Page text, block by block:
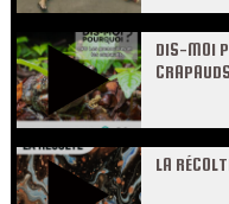
DIS-MOI
CRAPAUDS
LA